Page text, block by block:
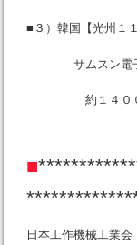
■３）韓国【光州１
サムスン電子「
約１４００億ウ
■
日本工作機械工業会